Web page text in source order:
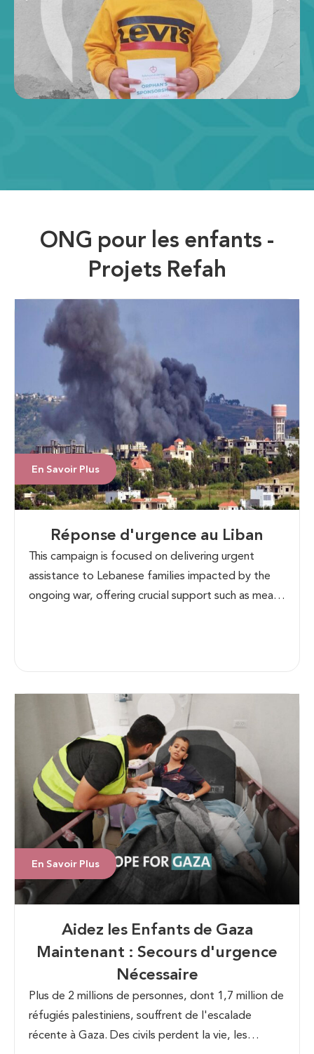
ONG pour les enfants -
Projets Refah
En Savoir Plus
Réponse d'urgence au Liban
This campaign is focused on delivering urgent
assistance to Lebanese families impacted by the
ongoing war, offering crucial support such as meals,
En Savoir Plus
Aidez les Enfants de Gaza
Maintenant : Secours d'urgence
Nécessaire
Plus de 2 millions de personnes, dont 1,7 million de
réfugiés palestiniens, souffrent de l'escalade
récente à Gaza. Des civils perdent la vie, les